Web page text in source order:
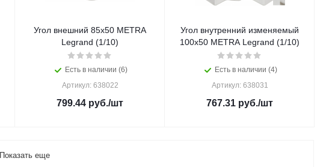
Угол внешний 85x50 METRA
Legrand (1/10)
Есть в наличии (6)
Артикул: 638022
799.44 руб./шт
Угол внутренний изменяемый
100x50 METRA Legrand (1/10)
Есть в наличии (4)
Артикул: 638031
767.31 руб./шт
Показать еще